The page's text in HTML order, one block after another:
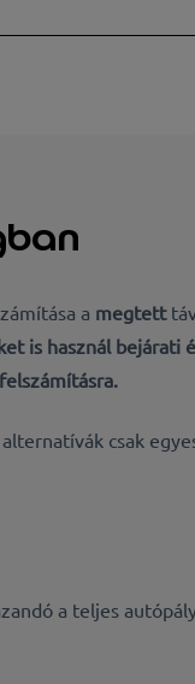
a megtett
is használ bejárati
csak
a teljes